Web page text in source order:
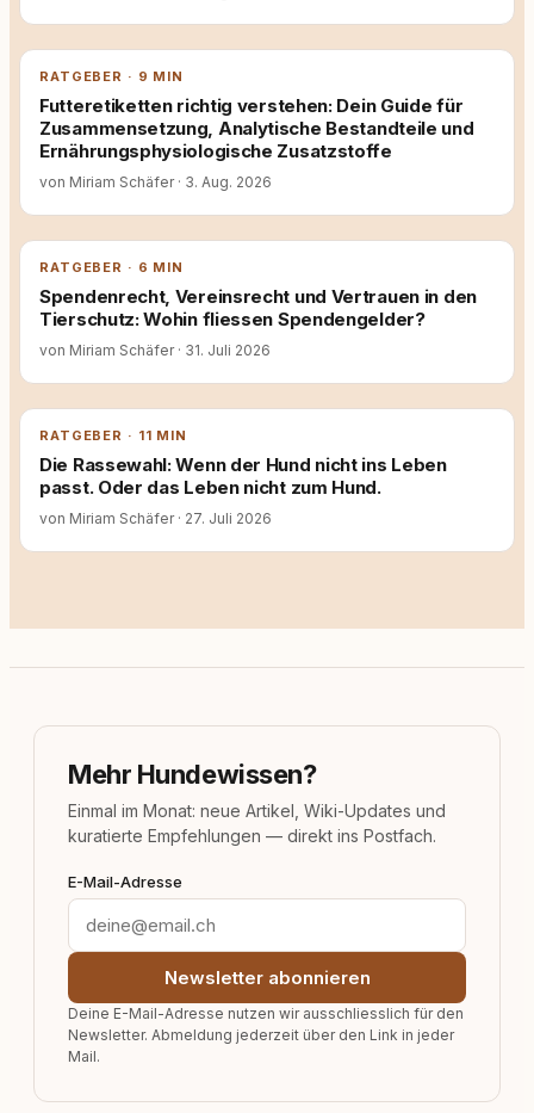
RATGEBER · 9 MIN
Futteretiketten richtig verstehen: Dein Guide für
Zusammensetzung, Analytische Bestandteile und
Ernährungsphysiologische Zusatzstoffe
von Miriam Schäfer · 3. Aug. 2026
RATGEBER · 6 MIN
Spendenrecht, Vereinsrecht und Vertrauen in den
Tierschutz: Wohin fliessen Spendengelder?
von Miriam Schäfer · 31. Juli 2026
RATGEBER · 11 MIN
Die Rassewahl: Wenn der Hund nicht ins Leben
passt. Oder das Leben nicht zum Hund.
von Miriam Schäfer · 27. Juli 2026
Mehr Hundewissen?
Einmal im Monat: neue Artikel, Wiki-Updates und
kuratierte Empfehlungen — direkt ins Postfach.
E-Mail-Adresse
Newsletter abonnieren
Deine E-Mail-Adresse nutzen wir ausschliesslich für den
Newsletter. Abmeldung jederzeit über den Link in jeder
Mail.